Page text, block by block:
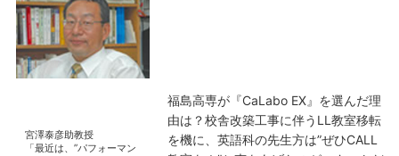
宮澤泰彦助教授
「最近は、”パフォーマン
福島高専が『CaLabo EX』を選んだ理
由は？校舎改築工事に伴うLL教室移転
を機に、英語科の先生方は”ぜひCALL